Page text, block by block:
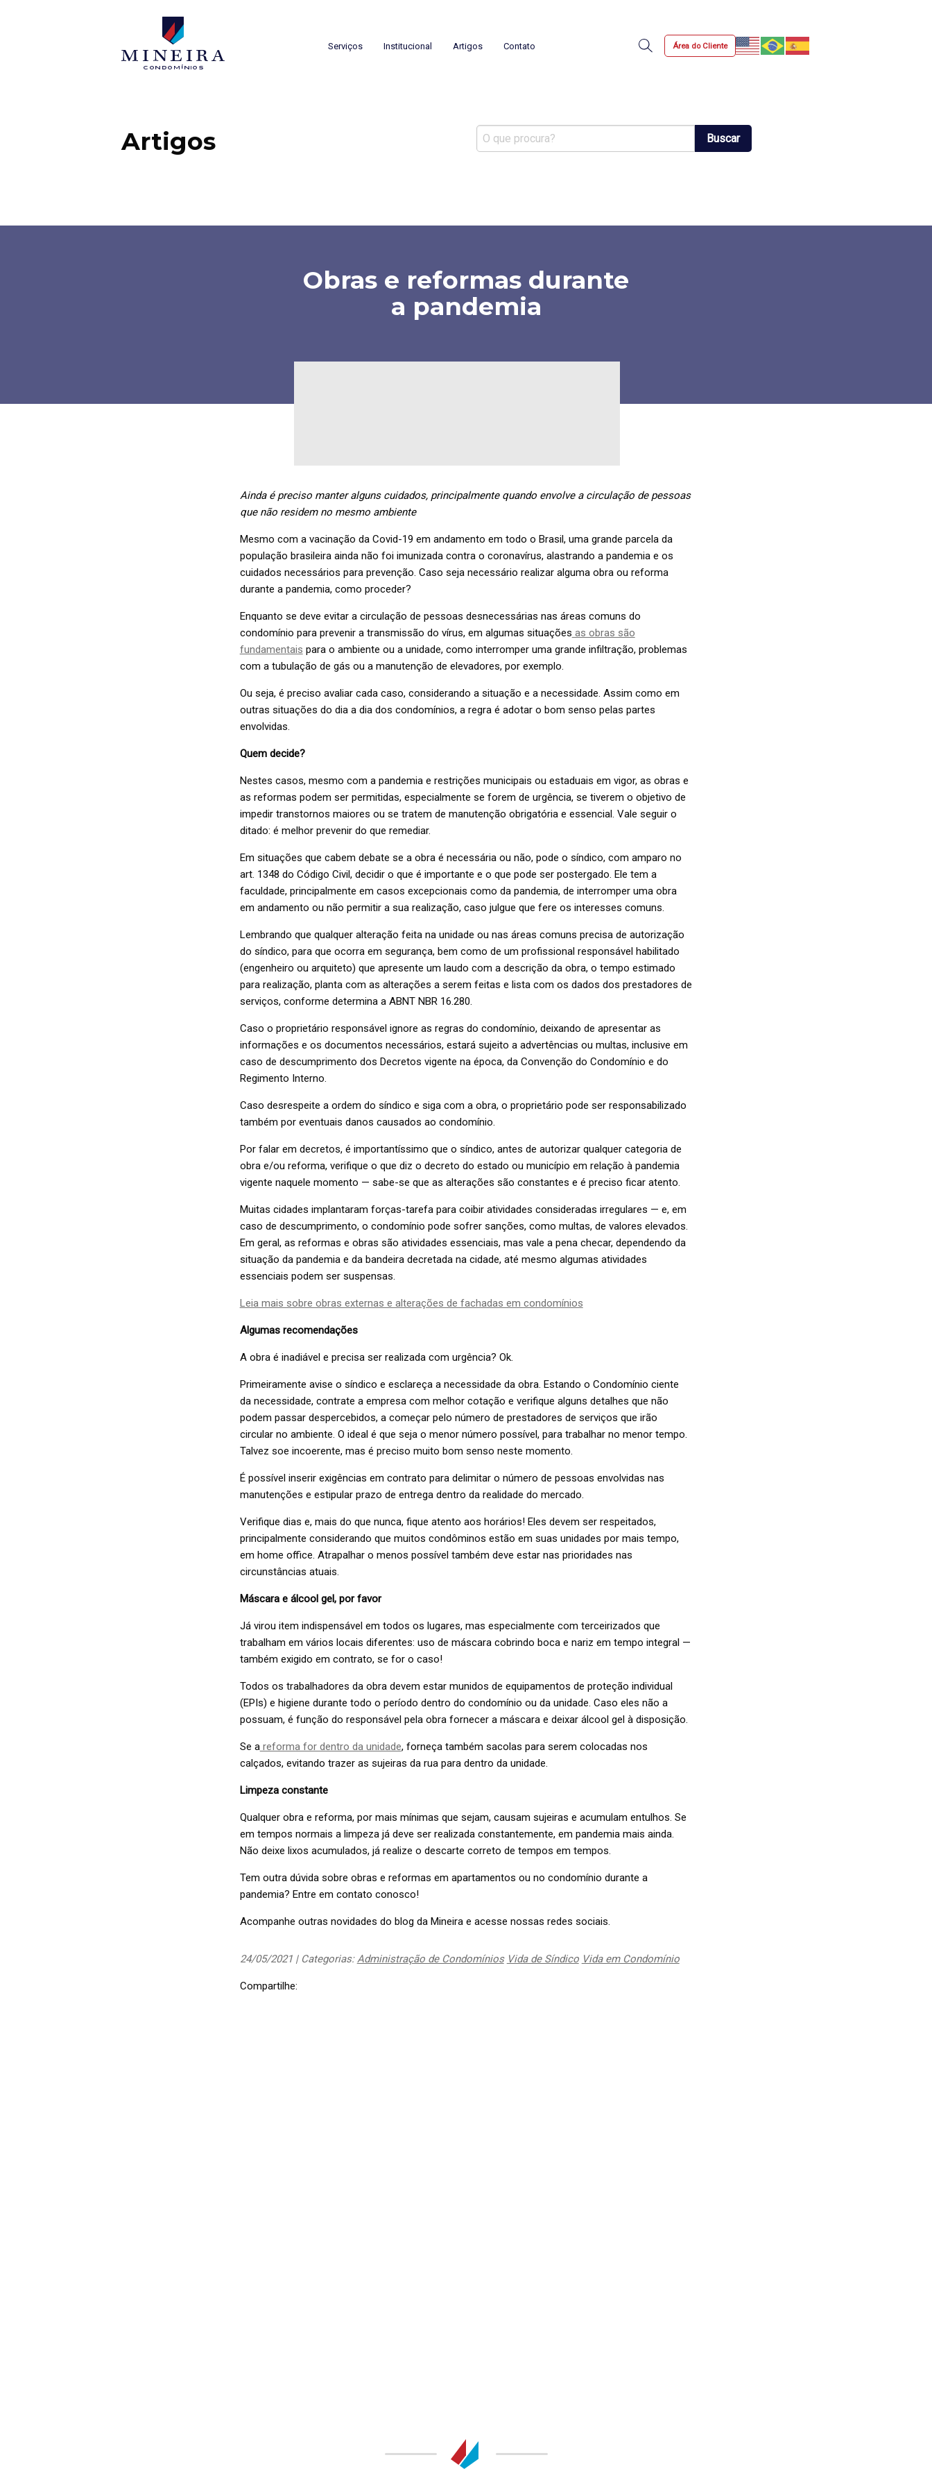
Mineira condomínios
Serviços Institucional Artigos Contato BuscaÁrea do Cliente
Artigos Buscar
Obras e reformas durante
a pandemia
Ainda é preciso manter alguns cuidados, principalmente quando envolve a circulação de pessoas
que não residem no mesmo ambiente
Mesmo com a vacinação da Covid-19 em andamento em todo o Brasil, uma grande parcela da
população brasileira ainda não foi imunizada contra o coronavírus, alastrando a pandemia e os
cuidados necessários para prevenção. Caso seja necessário realizar alguma obra ou reforma
durante a pandemia, como proceder?
Enquanto se deve evitar a circulação de pessoas desnecessárias nas áreas comuns do
condomínio para prevenir a transmissão do vírus, em algumas situações as obras são
fundamentais para o ambiente ou a unidade, como interromper uma grande infiltração, problemas
com a tubulação de gás ou a manutenção de elevadores, por exemplo.
Ou seja, é preciso avaliar cada caso, considerando a situação e a necessidade. Assim como em
outras situações do dia a dia dos condomínios, a regra é adotar o bom senso pelas partes
envolvidas.
Quem decide?
Nestes casos, mesmo com a pandemia e restrições municipais ou estaduais em vigor, as obras e
as reformas podem ser permitidas, especialmente se forem de urgência, se tiverem o objetivo de
impedir transtornos maiores ou se tratem de manutenção obrigatória e essencial. Vale seguir o
ditado: é melhor prevenir do que remediar.
Em situações que cabem debate se a obra é necessária ou não, pode o síndico, com amparo no
art. 1348 do Código Civil, decidir o que é importante e o que pode ser postergado. Ele tem a
faculdade, principalmente em casos excepcionais como da pandemia, de interromper uma obra
em andamento ou não permitir a sua realização, caso julgue que fere os interesses comuns.
Lembrando que qualquer alteração feita na unidade ou nas áreas comuns precisa de autorização
do síndico, para que ocorra em segurança, bem como de um profissional responsável habilitado
(engenheiro ou arquiteto) que apresente um laudo com a descrição da obra, o tempo estimado
para realização, planta com as alterações a serem feitas e lista com os dados dos prestadores de
serviços, conforme determina a ABNT NBR 16.280.
Caso o proprietário responsável ignore as regras do condomínio, deixando de apresentar as
informações e os documentos necessários, estará sujeito a advertências ou multas, inclusive em
caso de descumprimento dos Decretos vigente na época, da Convenção do Condomínio e do
Regimento Interno.
Caso desrespeite a ordem do síndico e siga com a obra, o proprietário pode ser responsabilizado
também por eventuais danos causados ao condomínio.
Por falar em decretos, é importantíssimo que o síndico, antes de autorizar qualquer categoria de
obra e/ou reforma, verifique o que diz o decreto do estado ou município em relação à pandemia
vigente naquele momento — sabe-se que as alterações são constantes e é preciso ficar atento.
Muitas cidades implantaram forças-tarefa para coibir atividades consideradas irregulares — e, em
caso de descumprimento, o condomínio pode sofrer sanções, como multas, de valores elevados.
Em geral, as reformas e obras são atividades essenciais, mas vale a pena checar, dependendo da
situação da pandemia e da bandeira decretada na cidade, até mesmo algumas atividades
essenciais podem ser suspensas.
Leia mais sobre obras externas e alterações de fachadas em condomínios
Algumas recomendações
A obra é inadiável e precisa ser realizada com urgência? Ok.
Primeiramente avise o síndico e esclareça a necessidade da obra. Estando o Condomínio ciente
da necessidade, contrate a empresa com melhor cotação e verifique alguns detalhes que não
podem passar despercebidos, a começar pelo número de prestadores de serviços que irão
circular no ambiente. O ideal é que seja o menor número possível, para trabalhar no menor tempo.
Talvez soe incoerente, mas é preciso muito bom senso neste momento.
É possível inserir exigências em contrato para delimitar o número de pessoas envolvidas nas
manutenções e estipular prazo de entrega dentro da realidade do mercado.
Verifique dias e, mais do que nunca, fique atento aos horários! Eles devem ser respeitados,
principalmente considerando que muitos condôminos estão em suas unidades por mais tempo,
em home office. Atrapalhar o menos possível também deve estar nas prioridades nas
circunstâncias atuais.
Máscara e álcool gel, por favor
Já virou item indispensável em todos os lugares, mas especialmente com terceirizados que
trabalham em vários locais diferentes: uso de máscara cobrindo boca e nariz em tempo integral —
também exigido em contrato, se for o caso!
Todos os trabalhadores da obra devem estar munidos de equipamentos de proteção individual
(EPIs) e higiene durante todo o período dentro do condomínio ou da unidade. Caso eles não a
possuam, é função do responsável pela obra fornecer a máscara e deixar álcool gel à disposição.
Se areforma for dentro da unidade, forneça também sacolas para serem colocadas nos
calçados, evitando trazer as sujeiras da rua para dentro da unidade.
Limpeza constante
Qualquer obra e reforma, por mais mínimas que sejam, causam sujeiras e acumulam entulhos. Se
em tempos normais a limpeza já deve ser realizada constantemente, em pandemia mais ainda.
Não deixe lixos acumulados, já realize o descarte correto de tempos em tempos.
Tem outra dúvida sobre obras e reformas em apartamentos ou no condomínio durante a
pandemia? Entre em contato conosco!
Acompanhe outras novidades do blog da Mineira e acesse nossas redes sociais.
24/05/2021 | Categorias:Administração de Condomínios Vida de Síndico Vida em Condomínio
Compartilhe: